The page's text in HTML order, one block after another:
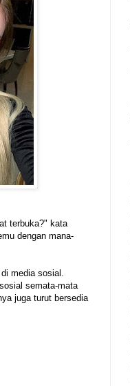
terbuka?" kata
dengan mana-
media sosial.
semata-mata
juga turut bersedia